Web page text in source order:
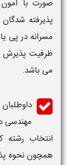
صورت با
پذیرفته شدگان
مسرانه در پی
ظرفیت
می باشد.
مهندسی
انتخاب رشته
همچون نحوه